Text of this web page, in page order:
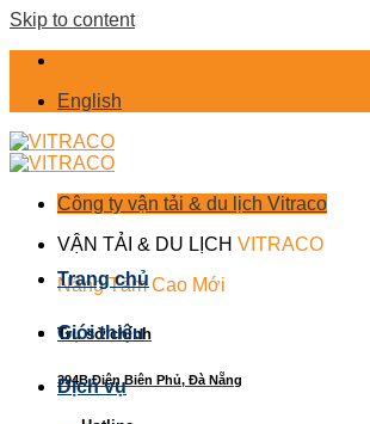
Skip to content
English
Công ty vận tải & du lịch Vitraco
VẬN TẢI & DU LỊCH VITRACO
Nâng Tầm Cao Mới
Trụ sở chính
394B Điện Biên Phủ, Đà Nẵng
Trang chủ
Giới thiệu
Dịch vụ